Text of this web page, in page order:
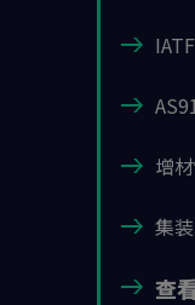
增
集
查